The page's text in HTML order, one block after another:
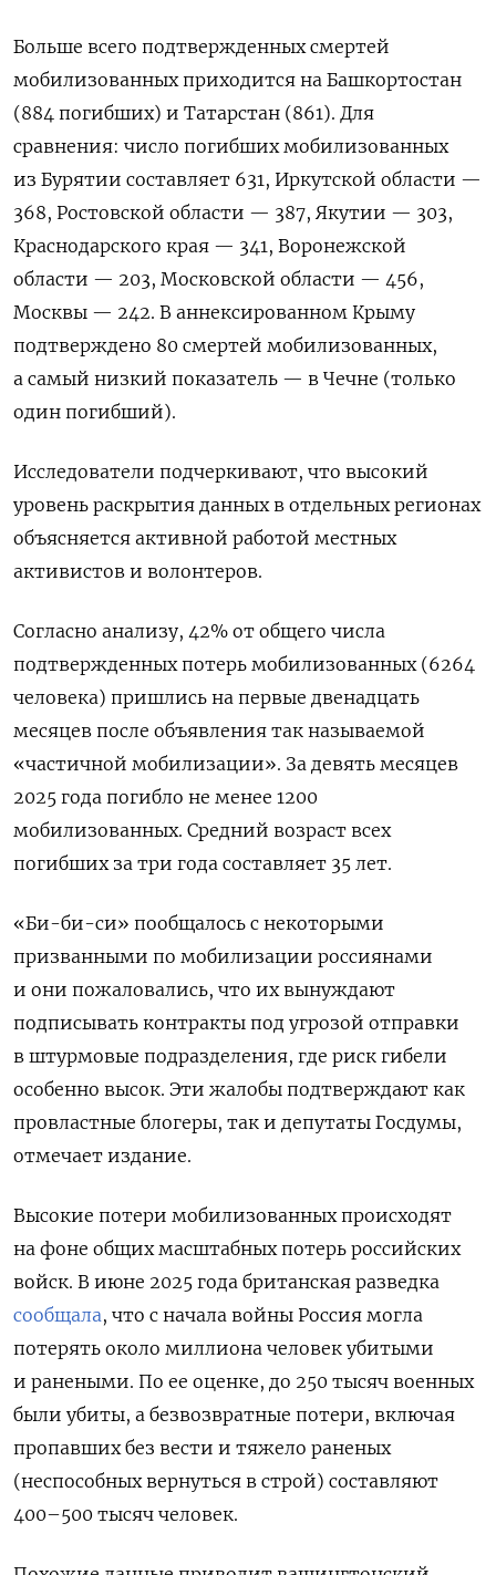
Больше всего подтвержденных смертей
мобилизованных приходится на Башкортостан
(884 погибших) и Татарстан (861). Для
сравнения: число погибших мобилизованных
из Бурятии составляет 631, Иркутской области —
368, Ростовской области — 387, Якутии — 303,
Краснодарского края — 341, Воронежской
области — 203, Московской области — 456,
Москвы — 242. В аннексированном Крыму
подтверждено 80 смертей мобилизованных,
а самый низкий показатель — в Чечне (только
один погибший).
Исследователи подчеркивают, что высокий
уровень раскрытия данных в отдельных регионах
объясняется активной работой местных
активистов и волонтеров.
Согласно анализу, 42% от общего числа
подтвержденных потерь мобилизованных (6264
человека) пришлись на первые двенадцать
месяцев после объявления так называемой
«частичной мобилизации». За девять месяцев
2025 года погибло не менее 1200
мобилизованных. Средний возраст всех
погибших за три года составляет 35 лет.
«Би-би-си» пообщалось с некоторыми
призванными по мобилизации россиянами
и они пожаловались, что их вынуждают
подписывать контракты под угрозой отправки
в штурмовые подразделения, где риск гибели
особенно высок. Эти жалобы подтверждают как
провластные блогеры, так и депутаты Госдумы,
отмечает издание.
Высокие потери мобилизованных происходят
на фоне общих масштабных потерь российских
войск. В июне 2025 года британская разведка
сообщала, что с начала войны Россия могла
потерять около миллиона человек убитыми
и ранеными. По ее оценке, до 250 тысяч военных
были убиты, а безвозвратные потери, включая
пропавших без вести и тяжело раненых
(неспособных вернуться в строй) составляют
400–500 тысяч человек.